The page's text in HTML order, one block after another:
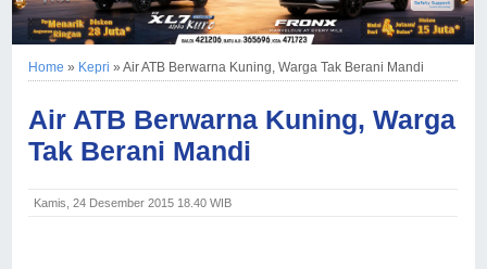
Home » Kepri »Air ATB Berwarna Kuning, Warga Tak Berani Mandi
Air ATB Berwarna Kuning, Warga
Tak Berani Mandi
Kamis, 24 Desember 2015 18.40 WIB